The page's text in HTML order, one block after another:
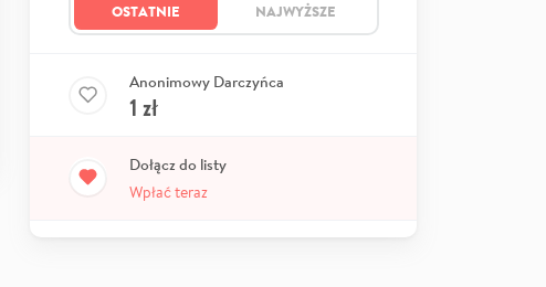
OSTATNIE NAJWYŻSZE
Anonimowy Darczyńca
1 zł
Dołącz do listy
Wpłać teraz